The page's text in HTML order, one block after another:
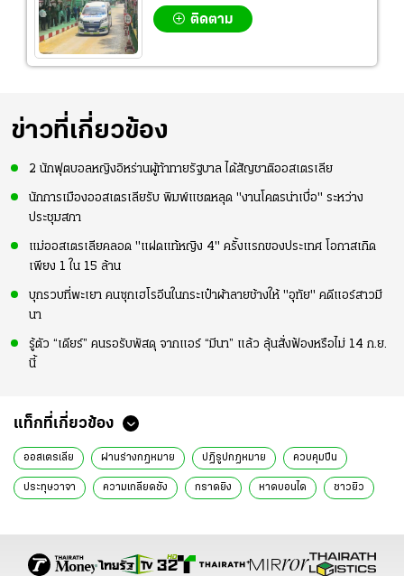
ติดตาม
ข่าวที่เกี่ยวข้อง
2 นักฟุตบอลหญิงอิหร่านผู้ท้าทายรัฐบาล ได้สัญชาติออสเตรเลีย
นักการเมืองออสเตรเลียรับ พิมพ์แชตหลุด "งานโคตรน่าเบื่อ" ระหว่าง
ประชุมสภา
แม่ออสเตรเลียคลอด "แฝดแท้หญิง 4" ครั้งแรกของประเทศ โอกาสเกิด
เพียง 1 ใน 15 ล้าน
บุกรวบที่พะเยา คนซุกเฮโรอีนในกระเป๋าผ้าลายช้างให้ "อุทัย" คดีแอร์สาวมี
นา
รู้ตัว “เดียร์” คนรอรับพัสดุ จากแอร์ “มีนา” แล้ว ลุ้นสั่งฟ้องหรือไม่ 14 ก.ย.
นี้
แท็กที่เกี่ยวข้อง
ออสเตรเลีย ผ่านร่างกฎหมาย ปฏิรูปกฎหมาย ควบคุมปืน
ประทุษวาจา ความเกลียดชัง กราดยิง หาดบอนได ชาวยิว